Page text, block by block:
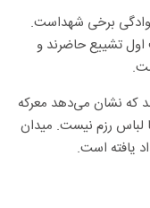
برخی شهداست.
اول تشییع حاضرند و
می‌شوند که نشان می‌دهد معرکه
لباس رزم نیست. میدان
یافته است.